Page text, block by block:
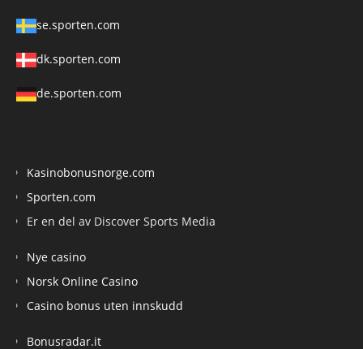
se.sporten.com
dk.sporten.com
de.sporten.com
Kasinobonusnorge.com
Sporten.com
Er en del av Discover Sports Media
Nye casino
Norsk Online Casino
Casino bonus uten innskudd
Bonusradar.it